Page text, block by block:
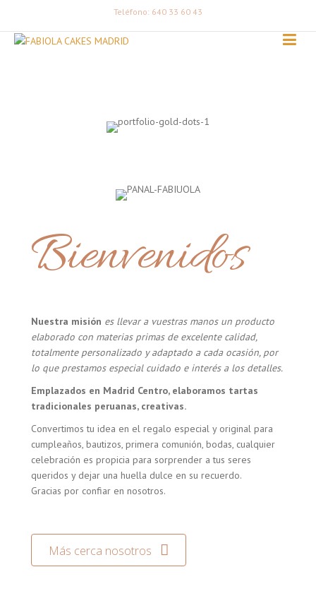
Teléfono: 640 33 60 43
Bienvenidos
Nuestra misión es llevar a vuestras manos un producto
elaborado con materias primas de excelente calidad,
totalmente personalizado y adaptado a cada ocasión, por
lo que prestamos especial cuidado e interés a los detalles.
Emplazados en Madrid Centro, elaboramos tartas
tradicionales peruanas, creativas.
Convertimos tu idea en el regalo especial y original para
cumpleaños, bautizos, primera comunión, bodas, cualquier
celebración es propicia para sorprender a tus seres
queridos y dejar una huella dulce en su recuerdo.
Gracias por confiar en nosotros.
Más cerca nosotros